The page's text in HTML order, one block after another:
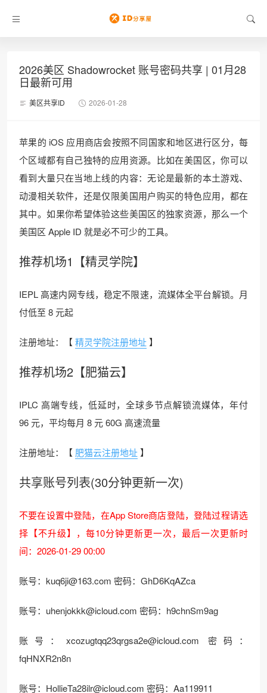
2026美区 Shadowrocket 账号密码共享 | 01月28
日最新可用
美区共享ID 2026-01-28
苹果的 iOS 应用商店会按照不同国家和地区进行区分，每
个区域都有自己独特的应用资源。比如在美国区，你可以
看到大量只在当地上线的内容：无论是最新的本土游戏、
动漫相关软件，还是仅限美国用户购买的特色应用，都在
其中。如果你希望体验这些美国区的独家资源，那么一个
美国区 Apple ID 就是必不可少的工具。
推荐机场1【精灵学院】
IEPL 高速内网专线，稳定不限速，流媒体全平台解锁。月
付低至 8 元起
注册地址：【精灵学院注册地址】
推荐机场2【肥猫云】
IPLC 高端专线，低延时，全球多节点解锁流媒体，年付
96 元，平均每月 8 元 60G 高速流量
注册地址：【 肥猫云注册地址】
共享账号列表(30分钟更新一次)
不要在设置中登陆，在App Store商店登陆，登陆过程请选
择【不升级】，每10分钟更新更一次，最后一次更新时
间：2026-01-29 00:00
账号：kuq6ji@163.com 密码：GhD6KqAZca
账号：uhenjokkk@icloud.com 密码：h9chnSm9ag
账号：xcozugtqq23qrgsa2e@icloud.com 密码：
fqHNXR2n8n
账号：HollieTa28ilr@icloud.com 密码：Aa119911